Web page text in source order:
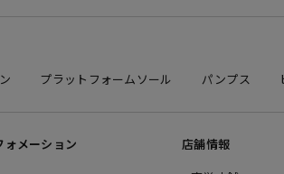
プラットフォームソール パンプス
ォメーション 店舗情報